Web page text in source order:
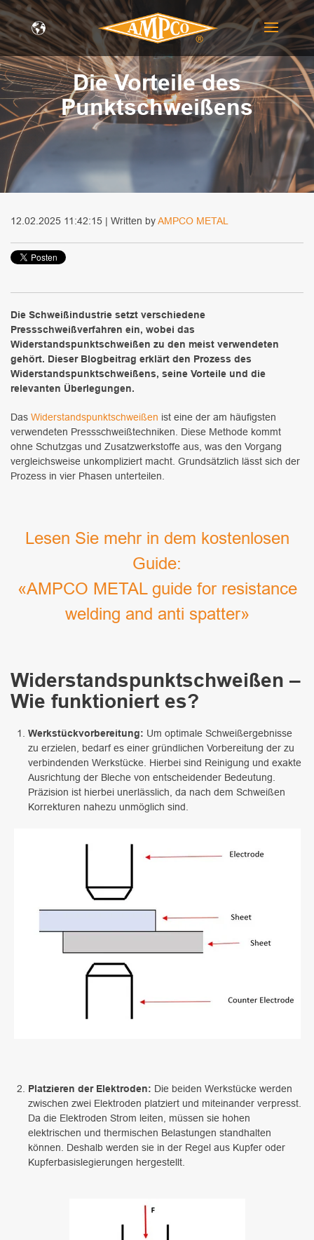
Die Vorteile des
Punktschweißens
12.02.2025 11:42:15 | Written byAMPCO METAL
Die Schweißindustrie setzt verschiedene
Pressschweißverfahren ein, wobei das
Widerstandspunktschweißen zu den meist verwendeten
gehört. Dieser Blogbeitrag erklärt den Prozess des
Widerstandspunktschweißens, seine Vorteile und die
relevanten Überlegungen.
Das Widerstandspunktschweißen ist eine der am häufigsten
verwendeten Pressschweißtechniken. Diese Methode kommt
ohne Schutzgas und Zusatzwerkstoffe aus, was den Vorgang
vergleichsweise unkompliziert macht. Grundsätzlich lässt sich der
Prozess in vier Phasen unterteilen.
Lesen Sie mehr in dem kostenlosen
Guide:
«AMPCO METAL guide for resistance
welding and anti spatter»
Widerstandspunktschweißen –
Wie funktioniert es?
Werkstückvorbereitung: Um optimale Schweißergebnisse
zu erzielen, bedarf es einer gründlichen Vorbereitung der zu
verbindenden Werkstücke. Hierbei sind Reinigung und exakte
Ausrichtung der Bleche von entscheidender Bedeutung.
Präzision ist hierbei unerlässlich, da nach dem Schweißen
Korrekturen nahezu unmöglich sind.
Platzieren der Elektroden: Die beiden Werkstücke werden
zwischen zwei Elektroden platziert und miteinander verpresst.
Da die Elektroden Strom leiten, müssen sie hohen
elektrischen und thermischen Belastungen standhalten
können. Deshalb werden sie in der Regel aus Kupfer oder
Kupferbasislegierungen hergestellt.